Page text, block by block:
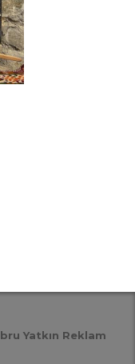
Yatkın Reklam